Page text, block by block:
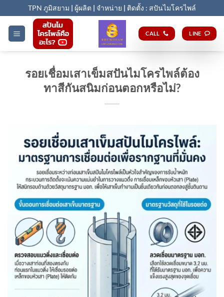
to
content
TPN ภูมิสยาม | ผู้ผลิต | จำหน่าย | ติดตั้ง : สปันไมโครไพล์
CALL LINE
รอยเชื่อมเสาเข็มสปันไมโครไพล์ต้อง
ทาสีกันสนิมก่อนตอกหรือไม่?